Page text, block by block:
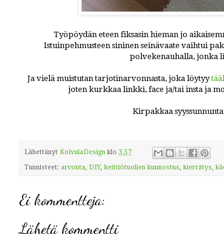
Työpöydän eteen fiksasin hieman jo
Istuinpehmusteen sininen seinävaate vaihtui
polvekenauhalla, jonka
Ja vielä muistutan tarjotinarvonnasta, joka löytyy
joten kurkkaa linkki, face ja/tai insta ja
Kirpakkaa
Lähettänyt KoivulaDesign klo 3.57
Tunnisteet: arvonta, DIY, keittiötuolien kunnostus, kierrätys,
Ei kommentteja:
Lähetä kommentti